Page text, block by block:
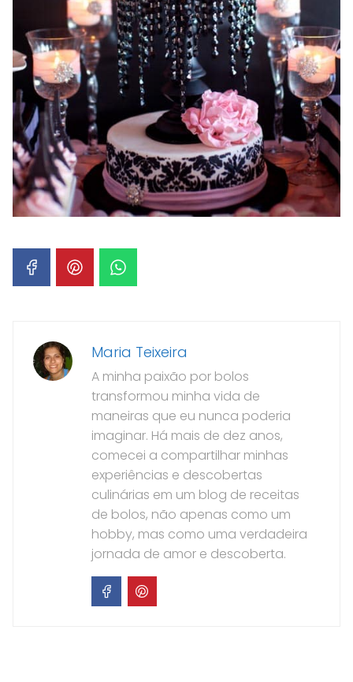
Maria Teixeira
A minha paixão por bolos
transformou minha vida de
maneiras que eu nunca poderia
imaginar. Há mais de dez anos,
comecei a compartilhar minhas
experiências e descobertas
culinárias em um blog de receitas
de bolos, não apenas como um
hobby, mas como uma verdadeira
jornada de amor e descoberta.